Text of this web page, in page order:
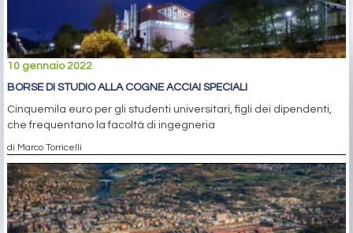
10 gennaio 2022
BORSE DI STUDIO ALLA COGNE ACCIAI SPECIALI
Cinquemila euro per gli studenti universitari, figli dei dipendenti,
che frequentano la facoltà di ingegneria
di Marco Torricelli